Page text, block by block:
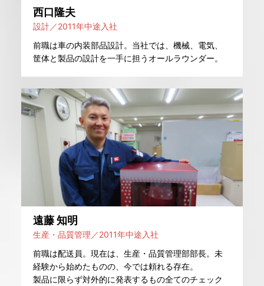
西口隆夫
設計／2011年中途入社
前職は車の内装部品設計。当社では、機械、電気、
筐体と製品の設計を一手に担うオールラウンダー。
遠藤 知明
生産・品質管理／2011年中途入社
前職は配送員。現在は、生産・品質管理部部長。未
経験から始めたものの、今では頼れる存在。
製品に限らず対外的に発表するもの全てのチェック